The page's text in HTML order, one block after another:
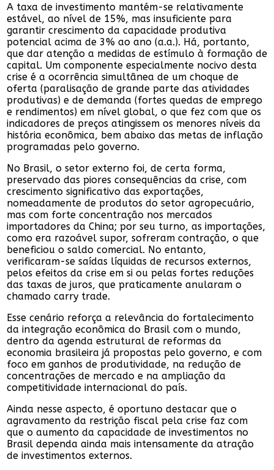
A taxa de investimento mantém-se relativamente
estável, ao nível de 15%, mas insuficiente para
garantir crescimento da capacidade produtiva
potencial acima de 3% ao ano (a.a.). Há, portanto,
que dar atenção a medidas de estímulo à formação de
capital. Um componente especialmente nocivo desta
crise é a ocorrência simultânea de um choque de
oferta (paralisação de grande parte das atividades
produtivas) e de demanda (fortes quedas de emprego
e rendimentos) em nível global, o que fez com que os
indicadores de preços atingissem os menores níveis da
história econômica, bem abaixo das metas de inflação
programadas pelo governo.
No Brasil, o setor externo foi, de certa forma,
preservado das piores consequências da crise, com
crescimento significativo das exportações,
nomeadamente de produtos do setor agropecuário,
mas com forte concentração nos mercados
importadores da China; por seu turno, as importações,
como era razoável supor, sofreram contração, o que
beneficiou o saldo comercial. No entanto,
verificaram-se saídas líquidas de recursos externos,
pelos efeitos da crise em si ou pelas fortes reduções
das taxas de juros, que praticamente anularam o
chamado carry trade.
Esse cenário reforça a relevância do fortalecimento
da integração econômica do Brasil com o mundo,
dentro da agenda estrutural de reformas da
economia brasileira já propostas pelo governo, e com
foco em ganhos de produtividade, na redução de
concentrações de mercado e na ampliação da
competitividade internacional do país.
Ainda nesse aspecto, é oportuno destacar que o
agravamento da restrição fiscal pela crise faz com
que o aumento da capacidade de investimentos no
Brasil dependa ainda mais intensamente da atração
de investimentos externos.